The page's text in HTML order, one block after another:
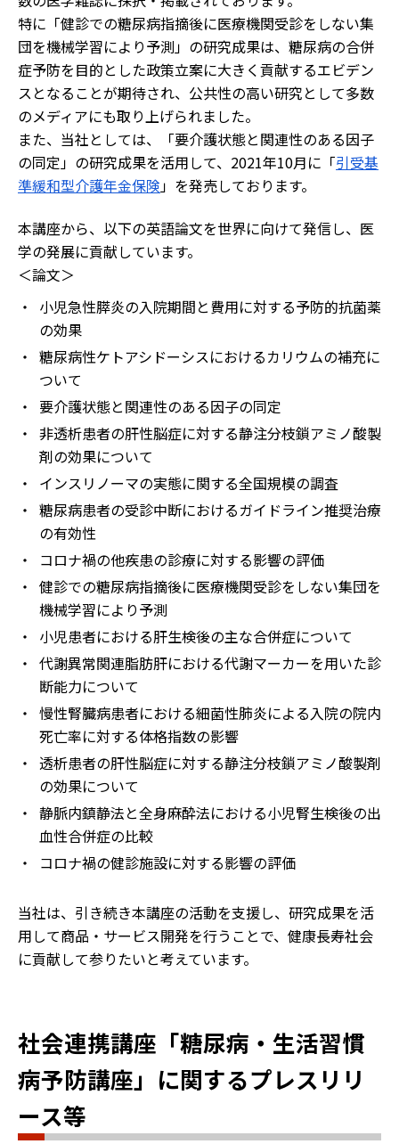
特に「健診での糖尿病指摘後に医療機関受診をしない集
団を機械学習により予測」の研究成果は、糖尿病の合併
症予防を目的とした政策立案に大きく貢献するエビデン
スとなることが期待され、公共性の高い研究として多数
のメディアにも取り上げられました。
また、当社としては、「要介護状態と関連性のある因子
の同定」の研究成果を活用して、2021年10月に「引受基
準緩和型介護年金保険」を発売しております。
本講座から、以下の英語論文を世界に向けて発信し、医
学の発展に貢献しています。
＜論文＞
・
小児急性膵炎の入院期間と費用に対する予防的抗菌薬
の効果
・ 糖尿病性ケトアシドーシスにおけるカリウムの補充に
ついて
・
要介護状態と関連性のある因子の同定
・ 非透析患者の肝性脳症に対する静注分枝鎖アミノ酸製
剤の効果について
・
インスリノーマの実態に関する全国規模の調査
・ 糖尿病患者の受診中断におけるガイドライン推奨治療
の有効性
・
コロナ禍の他疾患の診療に対する影響の評価
・ 健診での糖尿病指摘後に医療機関受診をしない集団を
機械学習により予測
・
小児患者における肝生検後の主な合併症について
・ 代謝異常関連脂肪肝における代謝マーカーを用いた診
断能力について
・ 慢性腎臓病患者における細菌性肺炎による入院の院内
死亡率に対する体格指数の影響
・ 透析患者の肝性脳症に対する静注分枝鎖アミノ酸製剤
の効果について
・ 静脈内鎮静法と全身麻酔法における小児腎生検後の出
血性合併症の比較
・
コロナ禍の健診施設に対する影響の評価
当社は、引き続き本講座の活動を支援し、研究成果を活
用して商品・サービス開発を行うことで、健康長寿社会
に貢献して参りたいと考えています。
社会連携講座「糖尿病・生活習慣
病予防講座」に関するプレスリリ
ース等